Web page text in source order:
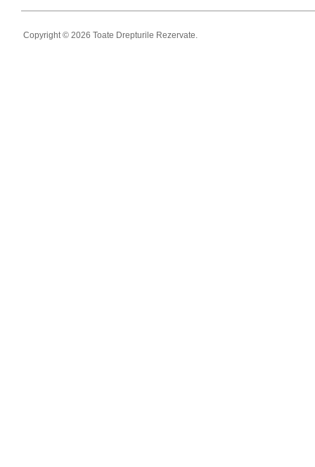
Copyright © 2026 Toate Drepturile Rezervate.